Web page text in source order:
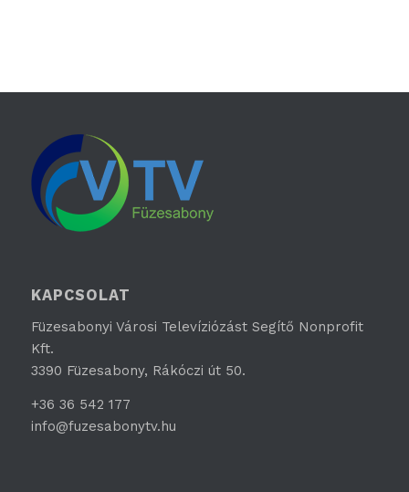
KAPCSOLAT
Füzesabonyi Városi Televíziózást Segítő Nonprofit
Kft.
3390 Füzesabony, Rákóczi út 50.
+36 36 542 177
info@fuzesabonytv.hu